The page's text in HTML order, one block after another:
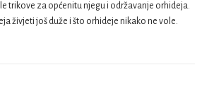
trikove za općenitu njegu i održavanje orhideja.
živjeti još duže i što orhideje nikako ne vole.